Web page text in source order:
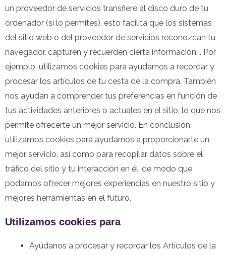
un proveedor de servicios transfiere al disco duro de tu
ordenador (si lo permites), esto facilita que los sistemas
del sitio web o del proveedor de servicios reconozcan tu
navegador, capturen y recuerden cierta información. . Por
ejemplo, utilizamos cookies para ayudarnos a recordar y
procesar los artículos de tu cesta de la compra. También
nos ayudan a comprender tus preferencias en función de
tus actividades anteriores o actuales en el sitio, lo que nos
permite ofrecerte un mejor servicio. En conclusión,
utilizamos cookies para ayudarnos a proporcionarte un
mejor servicio, así como para recopilar datos sobre el
tráfico del sitio y tu interacción en él, de modo que
podamos ofrecer mejores experiencias en nuestro sitio y
mejores herramientas en el futuro.
Utilizamos cookies para
Ayúdanos a procesar y recordar los Artículos de la